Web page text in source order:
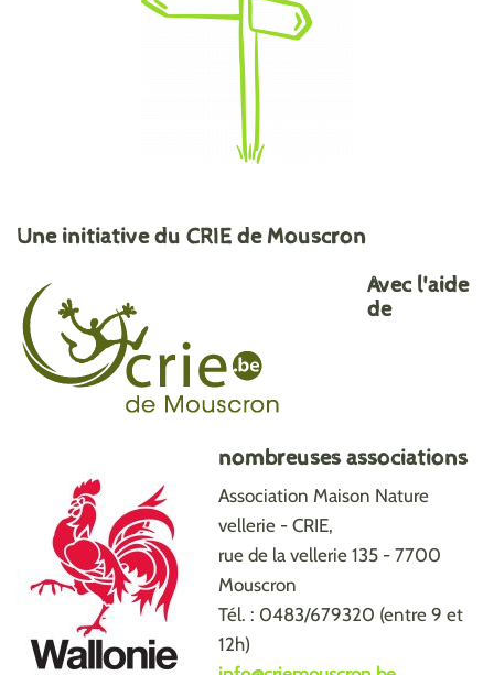
Une initiative du CRIE de Mouscron
Avec l'aide
de
nombreuses associations
Association Maison Nature
vellerie - CRIE,
rue de la vellerie 135 - 7700
Mouscron
Tél. : 0483/679320 (entre 9 et
12h)